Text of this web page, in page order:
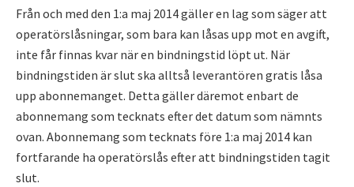
Från och med den 1:a maj 2014 gäller en lag som säger att
operatörslåsningar, som bara kan låsas upp mot en avgift,
inte får finnas kvar när en bindningstid löpt ut. När
bindningstiden är slut ska alltså leverantören gratis låsa
upp abonnemanget. Detta gäller däremot enbart de
abonnemang som tecknats efter det datum som nämnts
ovan. Abonnemang som tecknats före 1:a maj 2014 kan
fortfarande ha operatörslås efter att bindningstiden tagit
slut.